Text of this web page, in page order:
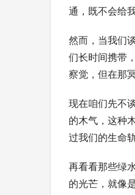
通，既不会给
然而，当我们
们长时间携带
察觉，但在那
现在咱们先不
的木气，这种
过我们的生命
再看看那些绿
的光芒，就像